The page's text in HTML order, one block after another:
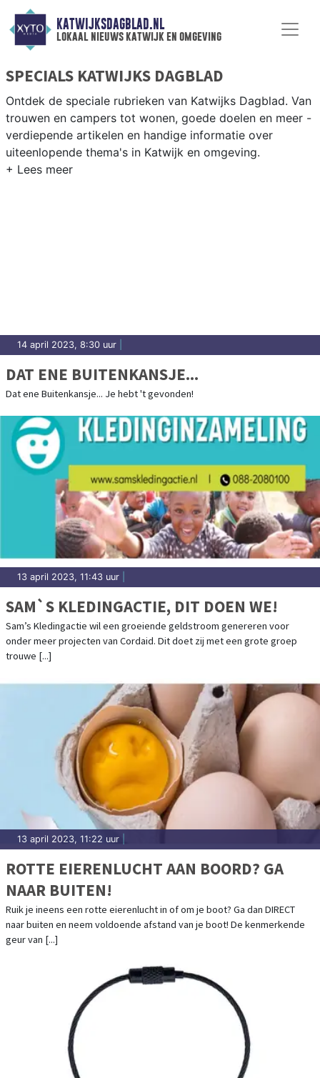
KATWIJKSDAGBLAD.NL
lokaal nieuws katwijk en omgeving
SPECIALS KATWIJKS DAGBLAD
Ontdek de speciale rubrieken van Katwijks Dagblad. Van
trouwen en campers tot wonen, goede doelen en meer -
verdiepende artikelen en handige informatie over
uiteenlopende thema's in Katwijk en omgeving.
14 april 2023, 8:30 uur
DAT ENE BUITENKANSJE...
Dat ene Buitenkansje... Je hebt 't gevonden!
13 april 2023, 11:43 uur
SAM`S KLEDINGACTIE, DIT DOEN WE!
Sam’s Kledingactie wil een groeiende geldstroom genereren voor
onder meer projecten van Cordaid. Dit doet zij met een grote groep
trouwe [...]
13 april 2023, 11:22 uur
ROTTE EIERENLUCHT AAN BOORD? GA
NAAR BUITEN!
Ruik je ineens een rotte eierenlucht in of om je boot? Ga dan DIRECT
naar buiten en neem voldoende afstand van je boot! De kenmerkende
geur van [...]